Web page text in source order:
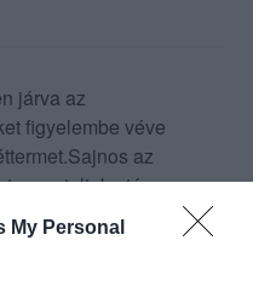
My Personal
járva az
figyelembe véve
az
tapasztaltak után
amit
több évvel